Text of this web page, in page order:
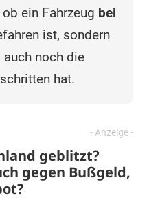
ein Fahrzeug bei
ist, sondern
noch die
hat.
geblitzt?
gegen Bußgeld,